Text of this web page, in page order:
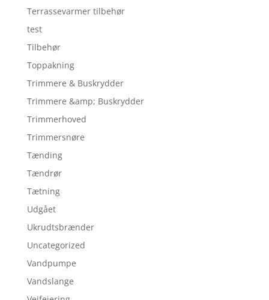
Terrassevarmer tilbehør
test
Tilbehør
Toppakning
Trimmere & Buskrydder
Trimmere &amp; Buskrydder
Trimmerhoved
Trimmersnøre
Tænding
Tændrør
Tætning
Udgået
Ukrudtsbrænder
Uncategorized
Vandpumpe
Vandslange